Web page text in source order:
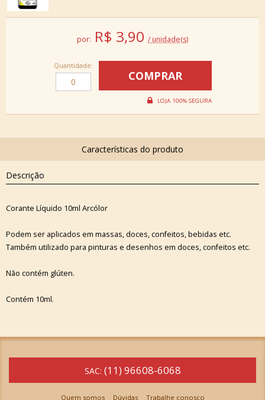
por: R$ 3,90 / unidade(s)
Quantidade:
Descrição
Corante Líquido 10ml Arcólor
Podem ser aplicados em massas, doces, confeitos, bebidas etc.
Também utilizado para pinturas e desenhos em doces, confeitos etc.
Não contém glúten.
Contém 10ml.
SAC: (11) 96608-6068
Quem somos Dúvidas Trabalhe conosco